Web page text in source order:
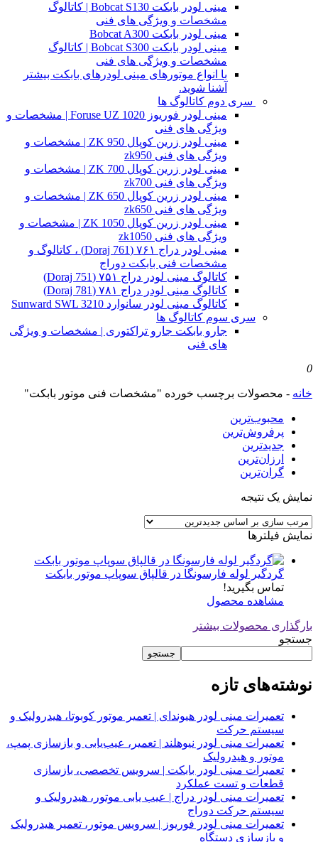
مینی لودر بابکت Bobcat S130 | کاتالوگ
مشخصات و ویژگی های فنی
مینی لودر بابکت Bobcat A300
مینی لودر بابکت Bobcat S300 | کاتالوگ
مشخصات و ویژگی های فنی
با انواع موتورهای مینی لودرهای بابکت بیشتر
آشنا شوید.
سری دوم کاتالوگ ها
مینی لودر فوریوز Foruse UZ 1020 | مشخصات و
ویژگی های فنی
مینی لودر زرین کوپال ZK 950 | مشخصات و
ویژگی های فنی zk950
مینی لودر زرین کوپال ZK 700 | مشخصات و
ویژگی های فنی zk700
مینی لودر زرین کوپال ZK 650 | مشخصات و
ویژگی های فنی zk650
مینی لودر زرین کوپال ZK 1050 | مشخصات و
ویژگی های فنی zk1050
مینی لودر دراج ۷۶۱ (Doraj 761) ، کاتالوگ و
مشخصات فنی بابکت دوراج
کاتالوگ مینی لودر دراج ۷۵۱ (Doraj 751)
کاتالوگ مینی لودر دراج ۷۸۱ (Doraj 781)
کاتالوگ مینی لودر سانوارد Sunward SWL 3210
سری سوم کاتالوگ ها
جارو بابکت جارو تراکتوری | مشخصات و ویژگی
های فنی
0
خانه - محصولات برچسب خورده "مشخصات فنی موتور بابکت"
محبوب‌ترین
پرفروش‌ترین
جدیدترین
ارزان‌ترین
گران‌ترین
نمایش یک نتیجه
نمایش فیلترها
گردگیر لوله فارسونگا در قالپاق سوپاپ موتور بابکت
تماس بگیرید!
مشاهده محصول
بارگذاری محصولات بیشتر
جستجو
جستجو
نوشته‌های تازه
تعمیرات مینی لودر هیوندای | تعمیر موتور کوبوتا، هیدرولیک و
سیستم حرکت
تعمیرات مینی لودر نیوهلند | تعمیر، عیب‌یابی و بازسازی پمپ،
موتور و هیدرولیک
تعمیرات مینی لودر بابکت | سرویس تخصصی، بازسازی
قطعات و تست عملکرد
تعمیرات مینی لودر دراج | عیب یابی موتور، هیدرولیک و
سیستم حرکت دوراج
تعمیرات مینی لودر فوریوز | سرویس موتور، تعمیر هیدرولیک
و بازسازی دستگاه